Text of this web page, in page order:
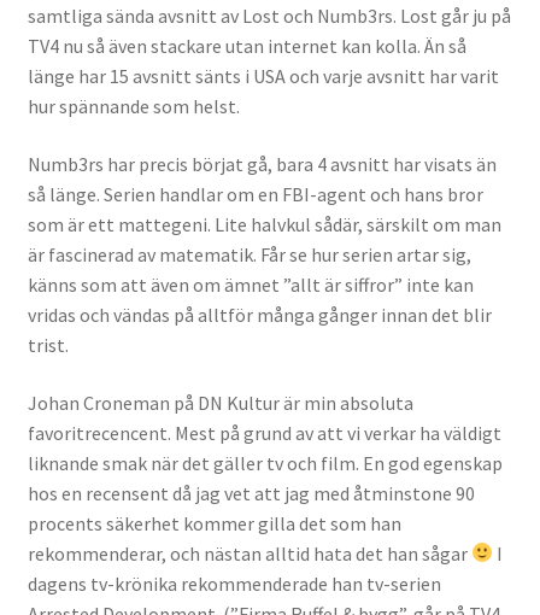
samtliga sända avsnitt av Lost och Numb3rs. Lost går ju på
TV4 nu så även stackare utan internet kan kolla. Än så
länge har 15 avsnitt sänts i USA och varje avsnitt har varit
hur spännande som helst.
Numb3rs har precis börjat gå, bara 4 avsnitt har visats än
så länge. Serien handlar om en FBI-agent och hans bror
som är ett mattegeni. Lite halvkul sådär, särskilt om man
är fascinerad av matematik. Får se hur serien artar sig,
känns som att även om ämnet ”allt är siffror” inte kan
vridas och vändas på alltför många gånger innan det blir
trist.
Johan Croneman på DN Kultur är min absoluta
favoritrecencent. Mest på grund av att vi verkar ha väldigt
liknande smak när det gäller tv och film. En god egenskap
hos en recensent då jag vet att jag med åtminstone 90
procents säkerhet kommer gilla det som han
rekommenderar, och nästan alltid hata det han sågar
I
dagens tv-krönika rekommenderade han tv-serien